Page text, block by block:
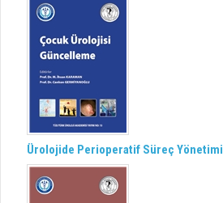
Ürolojide Perioperatif Süreç Yönetimi